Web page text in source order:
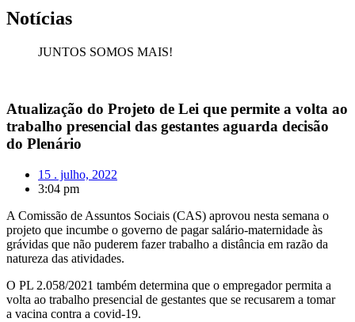
Notícias
JUNTOS SOMOS MAIS!
Atualização do Projeto de Lei que permite a volta ao
trabalho presencial das gestantes aguarda decisão
do Plenário
15 . julho, 2022
3:04 pm
A Comissão de Assuntos Sociais (CAS) aprovou nesta semana o
projeto que incumbe o governo de pagar salário-maternidade às
grávidas que não puderem fazer trabalho a distância em razão da
natureza das atividades.
O PL 2.058/2021 também determina que o empregador permita a
volta ao trabalho presencial de gestantes que se recusarem a tomar
a vacina contra a covid-19.